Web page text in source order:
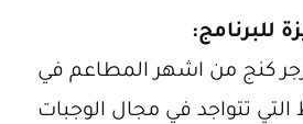
للبرنامج:
كنج من اشهر المطاعم في
تتواجد في مجال الوجبات